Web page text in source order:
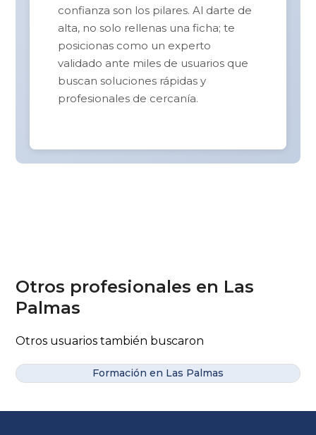
confianza son los pilares. Al darte de
alta, no solo rellenas una ficha; te
posicionas como un experto
validado ante miles de usuarios que
buscan soluciones rápidas y
profesionales de cercanía.
Otros profesionales en Las
Palmas
Otros usuarios también buscaron
Formación en Las Palmas